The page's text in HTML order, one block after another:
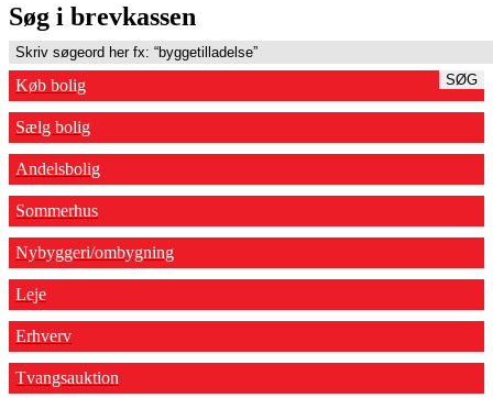
Søg i brevkassen
SØG
Køb bolig
Sælg bolig
Andelsbolig
Sommerhus
Nybyggeri/ombygning
Leje
Erhverv
Tvangsauktion